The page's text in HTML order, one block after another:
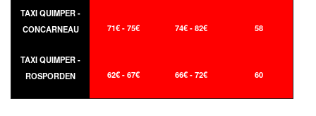
TAXI QUIMPER -
CONCARNEAU
71€ - 75€ 74€ - 82€ 58
TAXI QUIMPER -
ROSPORDEN
62€ - 67€ 66€ - 72€ 60